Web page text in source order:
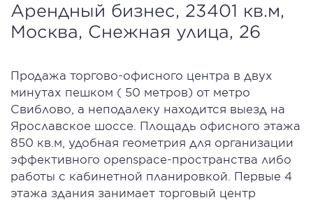
Арендный бизнес, 23401 кв.м,
Москва, Снежная улица, 26
Продажа торгово-офисного центра в двух
минутах пешком ( 50 метров) от метро
Свиблово, а неподалеку находится выезд на
Ярославское шоссе. Площадь офисного этажа
850 кв.м, удобная геометрия для организации
эффективного openspace-пространства либо
работы с кабинетной планировкой. Первые 4
этажа здания занимает торговый центр